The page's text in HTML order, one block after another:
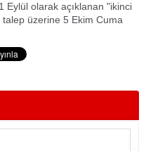
Eylül olarak açıklanan "ikinci
üzerine 5 Ekim Cuma